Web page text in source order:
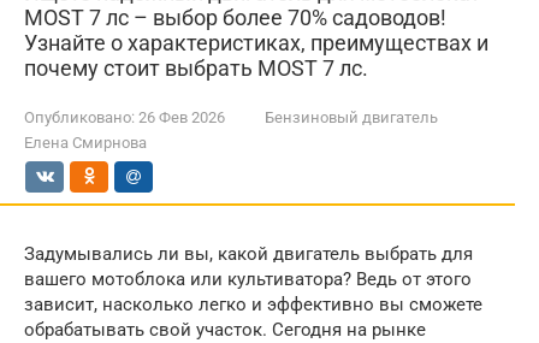
MOST 7 лс – выбор более 70% садоводов!
Узнайте о характеристиках, преимуществах и
почему стоит выбрать MOST 7 лс.
Опубликовано: 26 Фев 2026
Бензиновый двигатель
Елена Смирнова
Задумывались ли вы, какой двигатель выбрать для
вашего мотоблока или культиватора? Ведь от этого
зависит, насколько легко и эффективно вы сможете
обрабатывать свой участок. Сегодня на рынке